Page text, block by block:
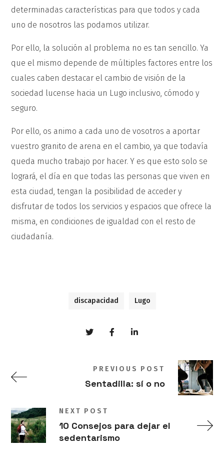
determinadas características para que todos y cada
uno de nosotros las podamos utilizar.
Por ello, la solución al problema no es tan sencillo. Ya
que el mismo depende de múltiples factores entre los
cuales caben destacar el cambio de visión de la
sociedad lucense hacia un Lugo inclusivo, cómodo y
seguro.
Por ello, os animo a cada uno de vosotros a aportar
vuestro granito de arena en el cambio, ya que todavía
queda mucho trabajo por hacer. Y es que esto solo se
logrará, el día en que todas las personas que viven en
esta ciudad, tengan la posibilidad de acceder y
disfrutar de todos los servicios y espacios que ofrece la
misma, en condiciones de igualdad con el resto de
ciudadanía.
discapacidad Lugo
PREVIOUS POST
Sentadilla: sí o no
NEXT POST
10 Consejos para dejar el
sedentarismo